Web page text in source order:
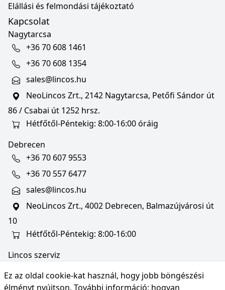
Ez az oldal cookie-kat használ, hogy jobb böngészési
élményt nyújtson. További információ: hogyan
Elállási és felmondási tájékoztató
Kapcsolat
Nagytarcsa
+36 70 608 1461
+36 70 608 1354
sales@lincos.hu
NeoLincos Zrt., 2142 Nagytarcsa, Petőfi Sándor út
86 / Csabai út 1252 hrsz.
Hétfőtől-Péntekig: 8:00-16:00 óráig
Debrecen
+36 70 607 9553
+36 70 557 6477
sales@lincos.hu
NeoLincos Zrt., 4002 Debrecen, Balmazújvárosi út
10
Hétfőtől-Péntekig: 8:00-16:00
Lincos szerviz
NeoLincos Zrt., 4002 Debrecen, Balmazújvárosi út